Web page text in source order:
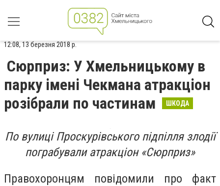
12:08, 13 березня 2018 р.
Сюрприз: У Хмельницькому в
парку імені Чекмана атракціон
розібрали по частинам
ШКОДА
По вулиці Проскурівського підпілля злодії
пограбували атракціон «Сюрприз»
Правохоронцям повідомили про факт